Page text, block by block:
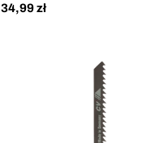
Cena
34,99 zł